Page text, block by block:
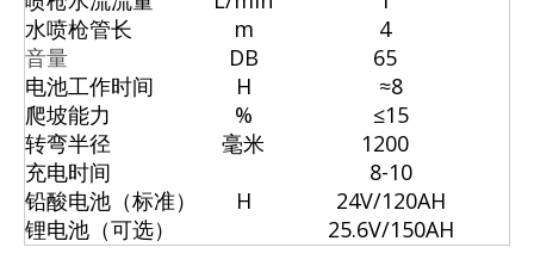
水喷枪管长
m
4
音量
DB
65
电池工作时间
H
≈8
爬坡能力
%
≤15
转弯半径
毫米
1200
充电时间
8-10
铅酸电池（标准）
H
24V/120AH
锂电池（可选）
25.6V/150AH